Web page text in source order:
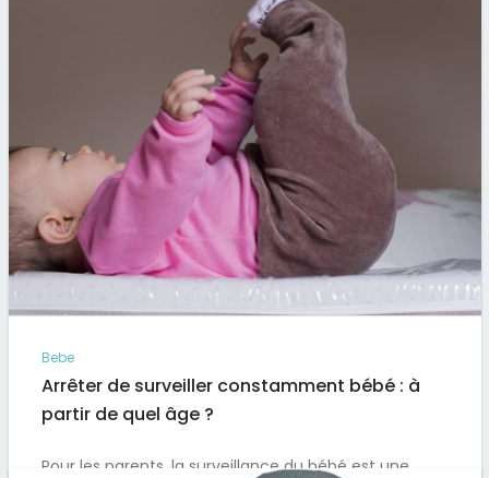
Bebe
Arrêter de surveiller constamment bébé : à
partir de quel âge ?
Pour les parents, la surveillance du bébé est une